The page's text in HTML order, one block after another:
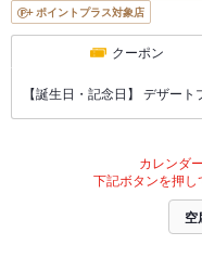
ポイントプラス対象店
クーポン
【誕生日・記念日】 デザー
カレンダ
下記ボタンを押し
空